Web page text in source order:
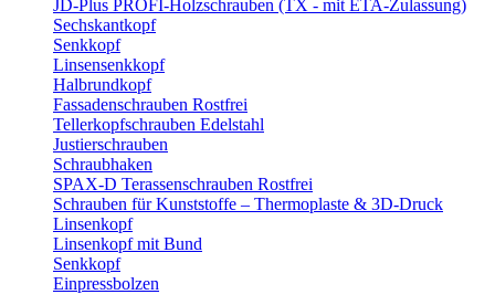
JD-Plus PROFI-Holzschrauben (TX - mit ETA-Zulassung)
Sechskantkopf
Senkkopf
Linsensenkkopf
Halbrundkopf
Fassadenschrauben Rostfrei
Tellerkopfschrauben Edelstahl
Justierschrauben
Schraubhaken
SPAX-D Terassenschrauben Rostfrei
Schrauben für Kunststoffe – Thermoplaste & 3D-Druck
Linsenkopf
Linsenkopf mit Bund
Senkkopf
Einpressbolzen